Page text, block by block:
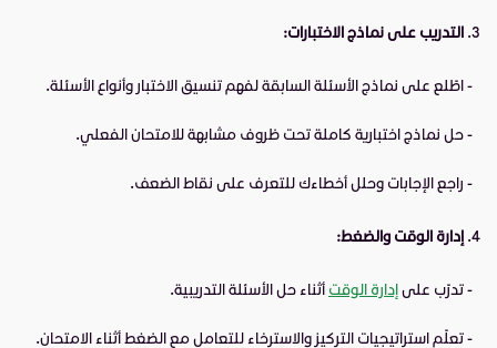
التدريب على نماذج الاختبارات:
- اطّلع على نماذج الأسئلة السابقة لفهم تنسيق الاختبار وأنواع الأسئلة.
- حل نماذج اختبارية كاملة تحت ظروف مشابهة للامتحان الفعلي.
- راجع الإجابات وحلل أخطاءك للتعرف على نقاط الضعف.
إدارة الوقت والضغط:
- تدرّب علىإدارة الوقت أثناء حل الأسئلة التدريبية.
- تعلّم استراتيجيات التركيز والاسترخاء للتعامل مع الضغط أثناء الامتحان.